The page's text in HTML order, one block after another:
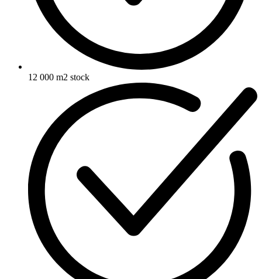
12 000 m2 stock